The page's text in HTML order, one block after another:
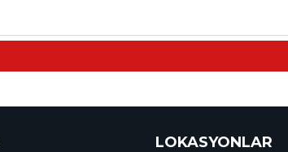
LOKASYONLAR